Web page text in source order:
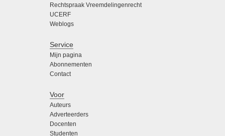
Rechtspraak Vreemdelingenrecht
UCERF
Weblogs
Service
Mijn pagina
Abonnementen
Contact
Voor
Auteurs
Adverteerders
Docenten
Studenten